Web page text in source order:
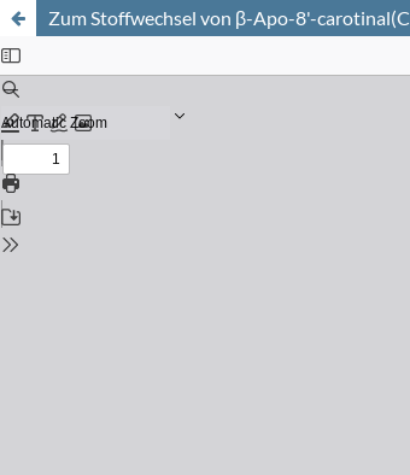
Zum Stoffwechsel von β-Apo-8'-carotinal(C